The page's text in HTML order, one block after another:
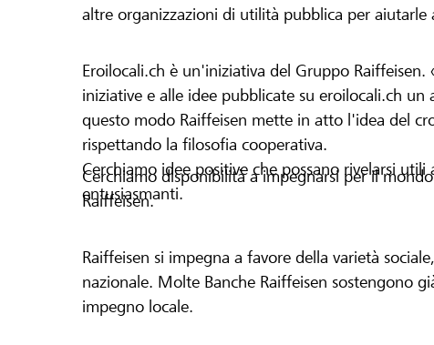
altre organizzazioni di utilità pubblica per
Eroilocali.ch è un'iniziativa del Gruppo
iniziative e alle idee pubblicate su eroilocali.ch
questo modo Raiffeisen mette in atto l'idea del
rispettando la filosofia cooperativa.
Cerchiamo idee positive che possano rivelarsi
entusiasmanti.
Cerchiamo disponibilità a impegnarsi per il
Raiffeisen.
Raiffeisen si impegna a favore della varietà
nazionale. Molte Banche Raiffeisen sostengono
impegno locale.